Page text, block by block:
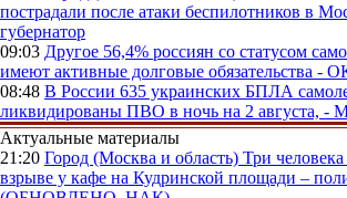
пострадали после атаки беспилотников в
губернатор
09:03 Другое 56,4% россиян со статусом
имеют активные долговые обязательства -
08:48 В России 635 украинских БПЛА
ликвидированы ПВО в ночь на 2 августа, -
Актуальные материалы
21:20 Город (Москва и область) Три
взрыве у кафе на Кудринской площади –